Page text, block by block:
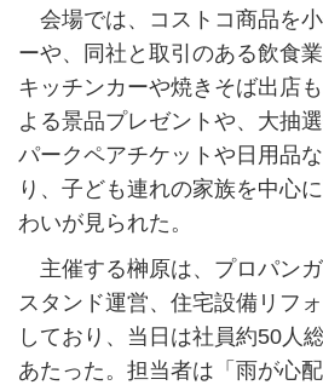
会場では、コストコ商品を
ーや、同社と取引のある飲食
キッチンカーや焼きそば出店
よる景品プレゼントや、大抽
パークペアチケットや日用品
り、子ども連れの家族を中心
わいが見られた。
主催する榊原は、プロパン
スタンド運営、住宅設備リフ
しており、当日は社員約50人
あたった。担当者は「雨が心